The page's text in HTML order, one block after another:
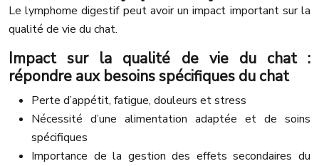
Le lymphome digestif peut avoir un impact important sur la
qualité de vie du chat.
Impact sur la qualité de vie du chat :
répondre aux besoins spécifiques du chat
Perte d’appétit, fatigue, douleurs et stress
Nécessité d’une alimentation adaptée et de soins
spécifiques
Importance de la gestion des effets secondaires du